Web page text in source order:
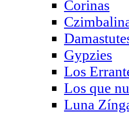
Corinas
Gypzies
Los
Los que
Luna